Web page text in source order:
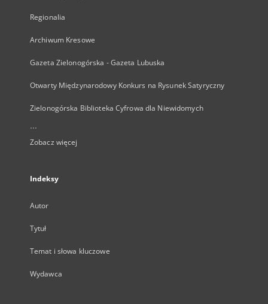
Regionalia
Archiwum Kresowe
Gazeta Zielonogórska - Gazeta Lubuska
Otwarty Międzynarodowy Konkurs na Rysunek Satyryczny
Zielonogórska Biblioteka Cyfrowa dla Niewidomych
...
Zobacz więcej
Indeksy
Autor
Tytuł
Temat i słowa kluczowe
Wydawca